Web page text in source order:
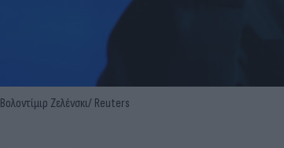
Βολοντίμιρ Ζελένσκι/ Reuters